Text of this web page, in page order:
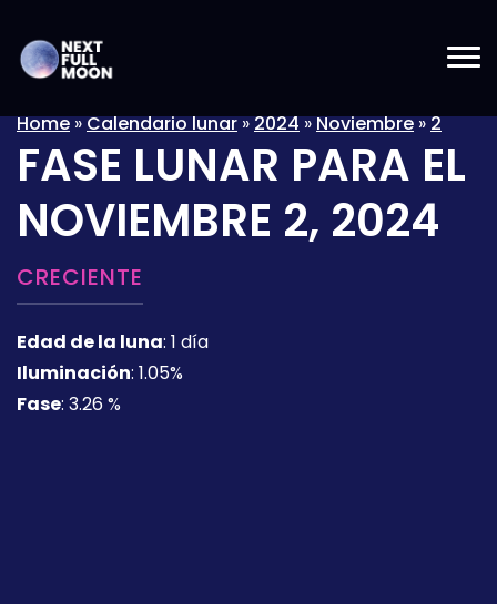
Home»Calendario lunar»2024»Noviembre»2
FASE LUNAR PARA EL
NOVIEMBRE 2, 2024
CRECIENTE
Edad de la luna: 1 día
Iluminación: 1.05%
Fase: 3.26 %